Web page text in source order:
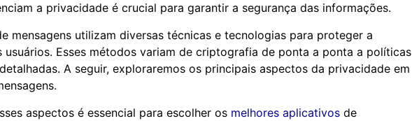
a privacidade é crucial para garantir a segurança das informações.
mensagens utilizam diversas técnicas e tecnologias para proteger a
usuários. Esses métodos variam de criptografia de ponta a ponta a políticas
A seguir, exploraremos os principais aspectos da privacidade em
aspectos é essencial para escolher os melhores aplicativos de